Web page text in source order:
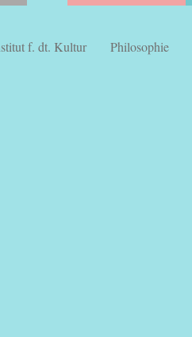
f. dt. Kultur Philosophie